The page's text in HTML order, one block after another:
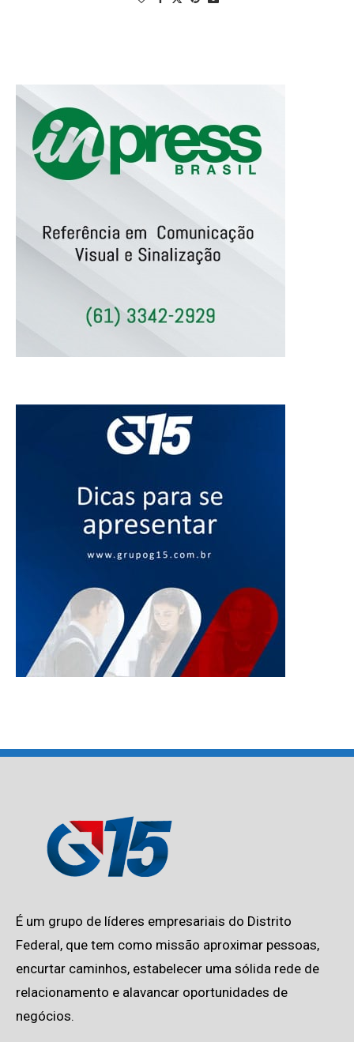
É um grupo de líderes empresariais do Distrito
Federal, que tem como missão aproximar pessoas,
encurtar caminhos, estabelecer uma sólida rede de
relacionamento e alavancar oportunidades de
negócios.